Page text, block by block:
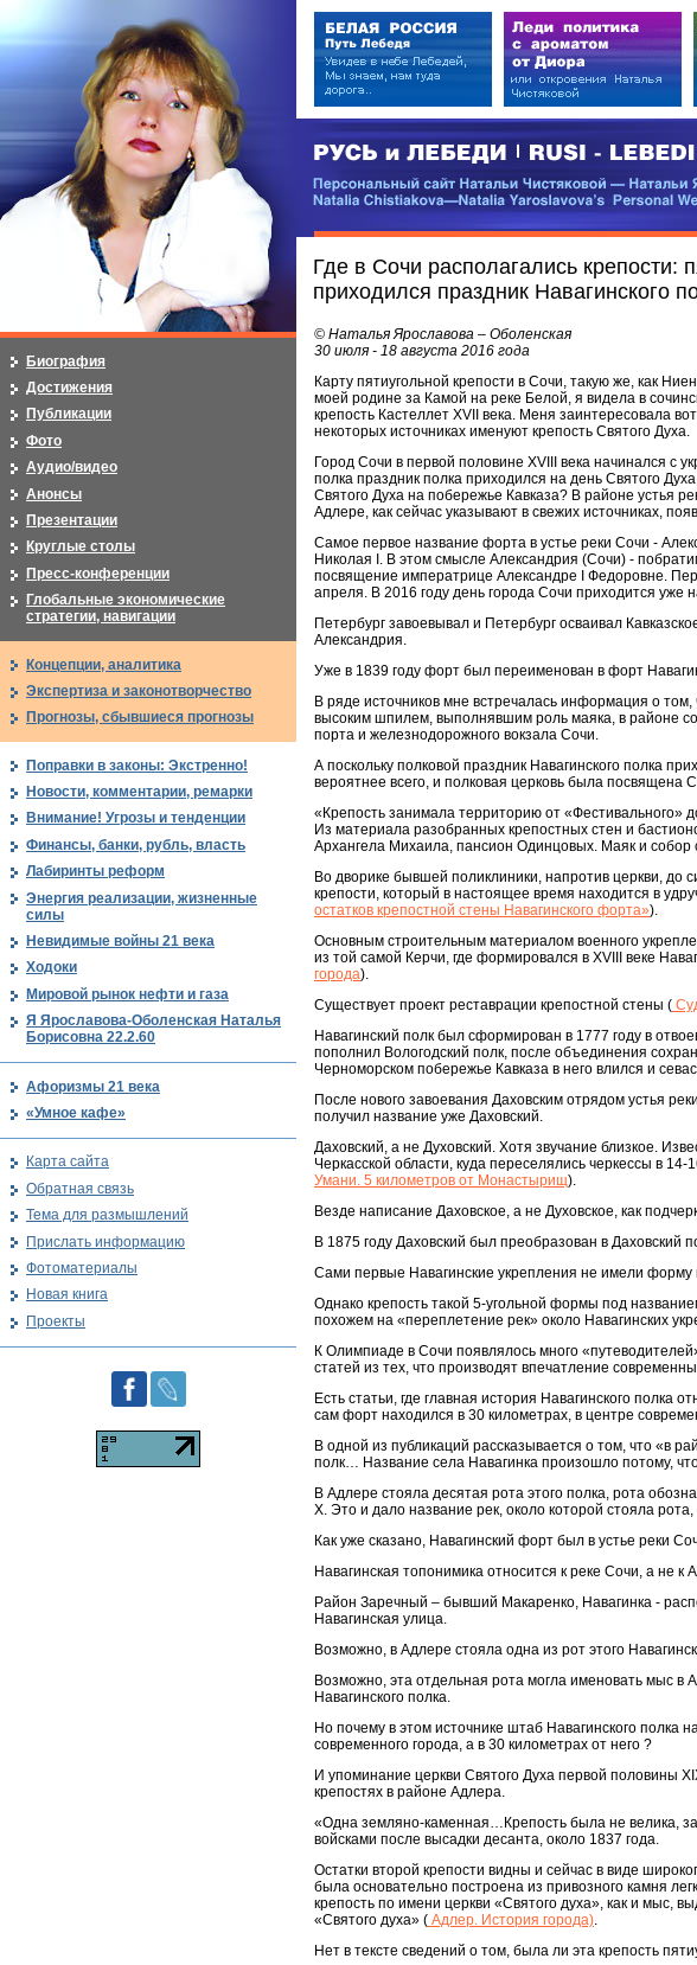
РУСЬ и ЛЕБЕДИ | RUSI — LEBEDI
Персональный сайт Натальи Чистяковой — Натальи
Где в Сочи располагались крепости:
приходился праздник Навагинского
© Наталья Ярославова – Оболенская
30 июля - 18 августа 2016 года
Карту пятиугольной крепости в Сочи, такую же, как
моей родине за Камой на реке Белой, я видела в
крепость Кастеллет XVII века. Меня заинтересовала
некоторых источниках именуют крепость Святого Духа.
Город Сочи в первой половине XVIII века начинался с
полка праздник полка приходился на день Святого
Святого Духа на побережье Кавказа? В районе устья
Адлере, как сейчас указывают в свежих источниках,
Самое первое название форта в устье реки Сочи -
Николая I. В этом смысле Александрия (Сочи) -
посвящение императрице Александре I Федоровне.
апреля. В 2016 году день города Сочи приходится уже
Петербург завоевывал и Петербург осваивал
Александрия.
Уже в 1839 году форт был переименован в форт
В ряде источников мне встречалась информация о
высоким шпилем, выполнявшим роль маяка, в районе
порта и железнодорожного вокзала Сочи.
А поскольку полковой праздник Навагинского полка
вероятнее всего, и полковая церковь была посвящена
«Крепость занимала территорию от «Фестивального»
Из материала разобранных крепостных стен и
Архангела Михаила, пансион Одинцовых. Маяк и собор
Во дворике бывшей поликлиники, напротив церкви, до
крепости, который в настоящее время находится в
остатков крепостной стены Навагинского форта»).
Основным строительным материалом военного
из той самой Керчи, где формировался в XVIII веке
города).
Существует проект реставрации крепостной стены (
Навагинский полк был сформирован в 1777 году в
пополнил Вологодский полк, после объединения
Черноморском побережье Кавказа в него влился и
После нового завоевания Даховским отрядом устья
получил название уже Даховский.
Даховский, а не Духовский. Хотя звучание близкое.
Черкасской области, куда переселялись черкессы в 14-
Умани. 5 километров от Монастырищ).
Везде написание Даховское, а не Духовское, как
В 1875 году Даховский был преобразован в Даховский
Сами первые Навагинские укрепления не имели форму
Однако крепость такой 5-угольной формы под
похожем на «переплетение рек» около Навагинских
К Олимпиаде в Сочи появлялось много
статей из тех, что производят впечатление
Есть статьи, где главная история Навагинского полка
сам форт находился в 30 километрах, в центре
В одной из публикаций рассказывается о том, что «в
полк… Название села Навагинка произошло потому,
В Адлере стояла десятая рота этого полка, рота
Х. Это и дало название рек, около которой стояла
Как уже сказано, Навагинский форт был в устье реки
Навагинская топонимика относится к реке Сочи, а не к
Район Заречный – бывший Макаренко, Навагинка -
Навагинская улица.
Возможно, в Адлере стояла одна из рот этого
Возможно, эта отдельная рота могла именовать мыс в
Навагинского полка.
Но почему в этом источнике штаб Навагинского полка
современного города, а в 30 километрах от него ?
И упоминание церкви Святого Духа первой половины
крепостях в районе Адлера.
«Одна земляно-каменная…Крепость была не велика,
войсками после высадки десанта, около 1837 года.
Остатки второй крепости видны и сейчас в виде
была основательно построена из привозного камня
крепость по имени церкви «Святого духа», как и мыс,
«Святого духа» ( Адлер. История города).
Нет в тексте сведений о том, была ли эта крепость
Биография
Достижения
Публикации
Фото
Аудио/видео
Анонсы
Презентации
Круглые столы
Пресс-конференции
Глобальные экономические
стратегии, навигации
Концепции, аналитика
Экспертиза и законотворчество
Прогнозы, сбывшиеся прогнозы
Поправки в законы: Экстренно!
Новости, комментарии, ремарки
Внимание! Угрозы и тенденции
Финансы, банки, рубль, власть
Лабиринты реформ
Энергия реализации, жизненные
силы
Невидимые войны 21 века
Ходоки
Мировой рынок нефти и газа
Я Ярославова-Оболенская Наталья
Борисовна 22.2.60
Афоризмы 21 века
«Умное кафе»
Карта сайта
Обратная связь
Тема для размышлений
Прислать информацию
Фотоматериалы
Новая книга
Проекты